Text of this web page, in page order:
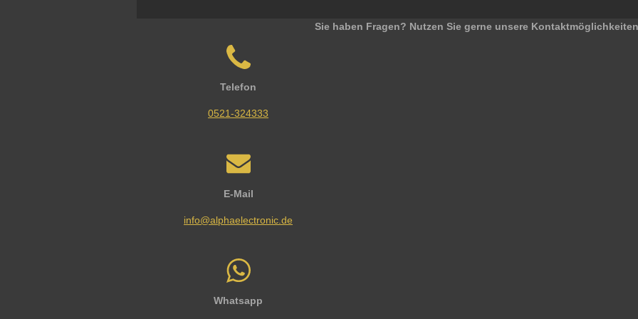
Sie haben Fragen? Nutzen Sie gerne unsere
Telefon
0521-324333
E-Mail
info@alphaelectronic.de
Whatsapp